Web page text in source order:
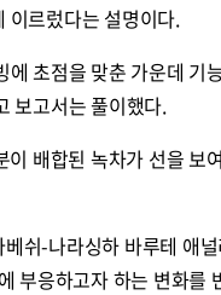
이르렀다는 설명이다.
에 초점을 맞춘 가운데
보고서는 풀이했다.
배합된 녹차가 선을 보
쉬-나라싱하 바루테 애
부응하고자 하는 변화를